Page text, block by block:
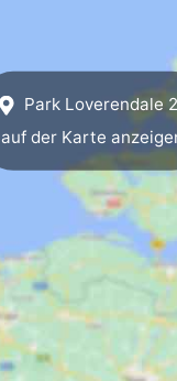
Park Loverendale
auf der Karte